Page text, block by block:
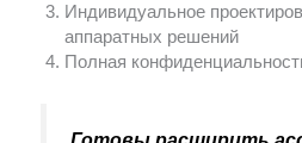
Индивидуальное
аппаратных решений
Полная